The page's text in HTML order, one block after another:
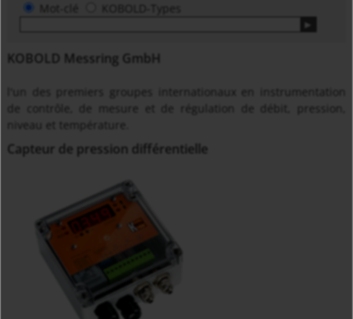
Mot-clé KOBOLD-Types
KOBOLD Messring GmbH
l'un des premiers groupes internationaux en instrumentation
de contrôle, de mesure et de régulation de débit, pression,
niveau et température.
Capteur de pression différentielle